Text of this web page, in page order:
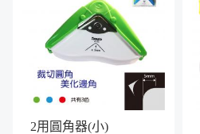
2用圓角器(小)